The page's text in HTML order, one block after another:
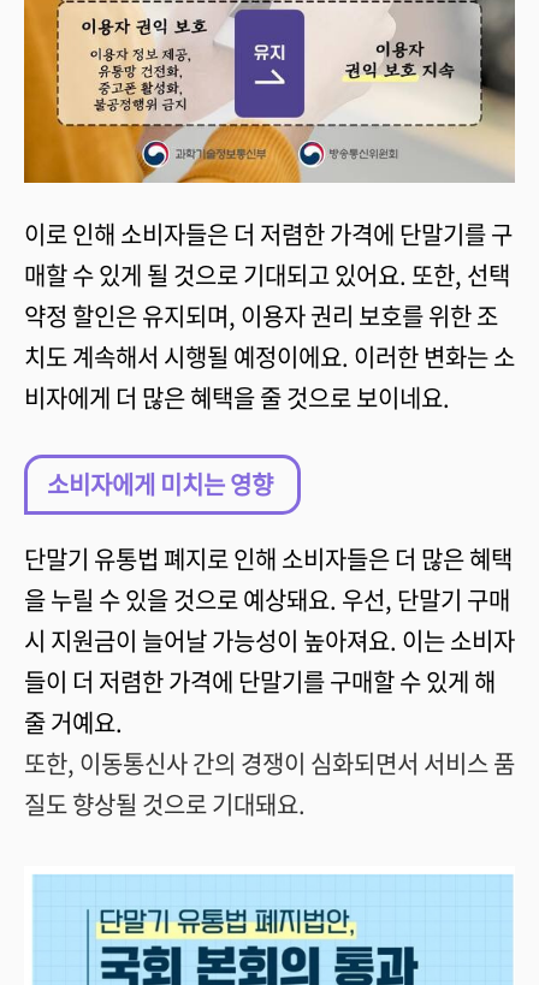
이로 인해 소비자들은 더 저렴한 가격에 단말기를 구
매할 수 있게 될 것으로 기대되고 있어요. 또한, 선택
약정 할인은 유지되며, 이용자 권리 보호를 위한 조
치도 계속해서 시행될 예정이에요. 이러한 변화는 소
비자에게 더 많은 혜택을 줄 것으로 보이네요.
소비자에게 미치는 영향
단말기 유통법 폐지로 인해 소비자들은 더 많은 혜택
을 누릴 수 있을 것으로 예상돼요. 우선, 단말기 구매
시 지원금이 늘어날 가능성이 높아져요. 이는 소비자
들이 더 저렴한 가격에 단말기를 구매할 수 있게 해
줄 거예요.
또한, 이동통신사 간의 경쟁이 심화되면서 서비스 품
질도 향상될 것으로 기대돼요.